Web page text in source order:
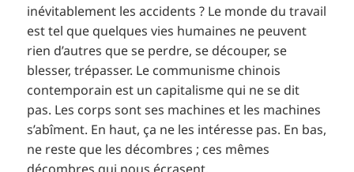
inévitablement les accidents ? Le monde du travail
est tel que quelques vies humaines ne peuvent
rien d’autres que se perdre, se découper, se
blesser, trépasser. Le communisme chinois
contemporain est un capitalisme qui ne se dit
pas. Les corps sont ses machines et les machines
s’abîment. En haut, ça ne les intéresse pas. En bas,
ne reste que les décombres ; ces mêmes
décombres qui nous écrasent.